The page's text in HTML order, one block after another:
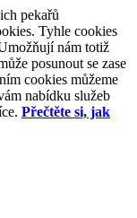
pekařů
Tyhle cookies
nám totiž
posunout se zase
cookies můžeme
nabídku služeb
Přečtěte si, jak